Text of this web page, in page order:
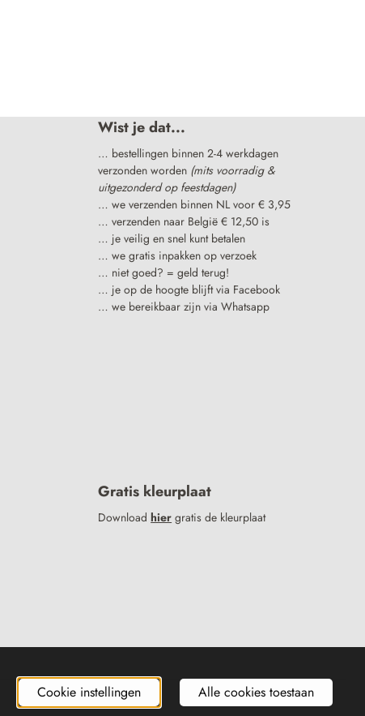
Wist je dat...
… bestellingen binnen 2-4 werkdagen
verzonden worden (mits voorradig &
uitgezonderd op feestdagen)
… we verzenden binnen NL voor € 3,95
… verzenden naar België € 12,50 is
… je veilig en snel kunt betalen
… we gratis inpakken op verzoek
… niet goed? = geld terug!
… je op de hoogte blijft via Facebook
… we bereikbaar zijn via Whatsapp
Gratis kleurplaat
Downloadhier gratis de kleurplaat
Cookie instellingen Alle cookies toestaan